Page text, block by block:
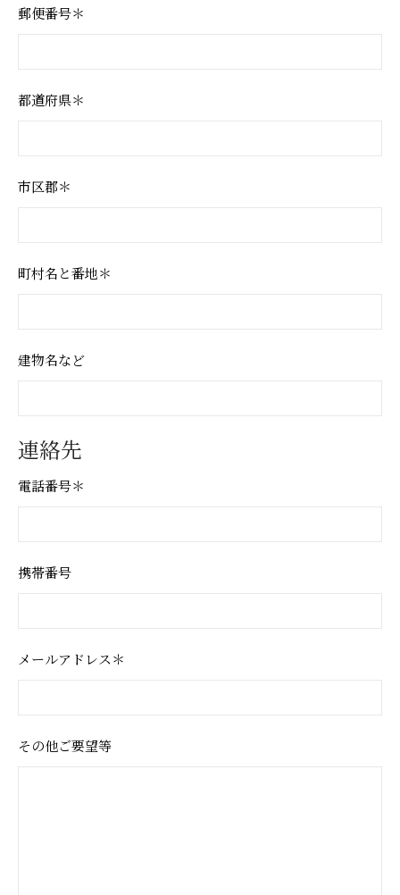
郵便番号＊
都道府県＊
市区郡＊
町村名と番地＊
建物名など
連絡先
電話番号＊
携帯番号
メールアドレス＊
その他ご要望等